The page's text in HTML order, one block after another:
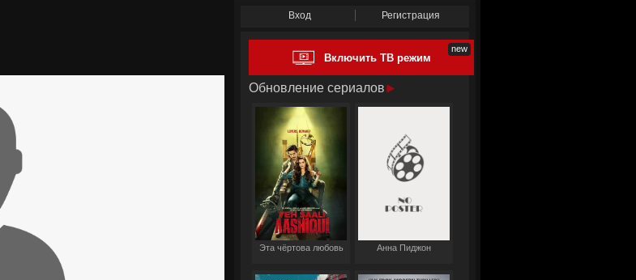
Вход Регистрация
Включить ТВ режим
Обновление сериалов
Эта чёртова любовь Анна Пиджон